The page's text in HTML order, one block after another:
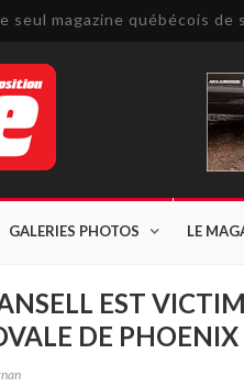
seul magazine québécois de
GALERIES PHOTOS LE
EST
DE